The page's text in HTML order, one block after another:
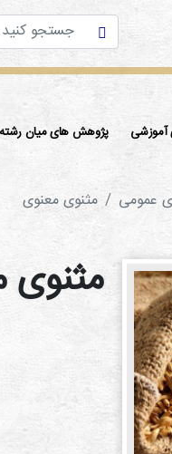
آموزشی پژوهش های میان
عمومی مثنوی معنوی
مثنوی